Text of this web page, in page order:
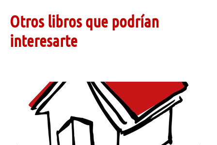
Otros libros que podrían
interesarte